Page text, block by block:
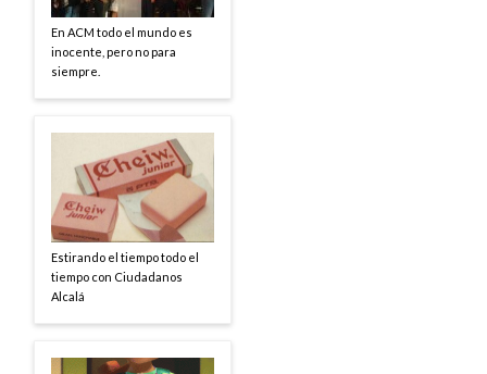
En ACM todo el mundo es
inocente, pero no para
siempre.
Estirando el tiempo todo el
tiempo con Ciudadanos
Alcalá